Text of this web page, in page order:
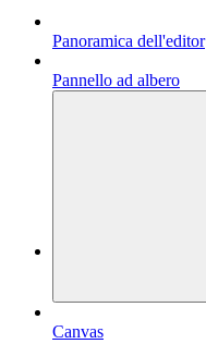
Panoramica dell'editor
Pannello ad albero
Canvas